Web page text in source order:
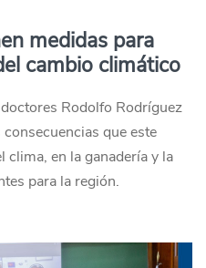
medidas para
cambio climático
Rodolfo Rodríguez
que este
clima, en la ganadería y la
para la región.